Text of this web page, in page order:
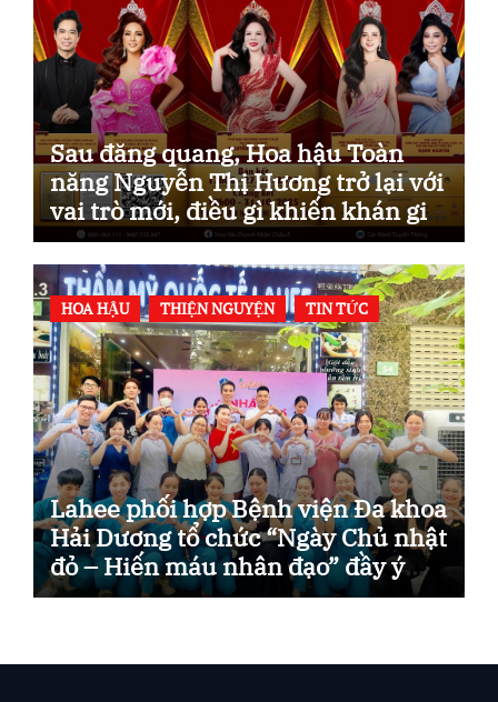
Sau đăng quang, Hoa hậu Toàn
năng Nguyễn Thị Hương trở lại với
vai trò mới, điều gì khiến khán giả
mong chờ?
HOA HẬU THIỆN NGUYỆN TIN TỨC
Lahee phối hợp Bệnh viện Đa khoa
Hải Dương tổ chức “Ngày Chủ nhật
đỏ – Hiến máu nhân đạo” đầy ý
nghĩa